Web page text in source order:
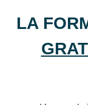
LA